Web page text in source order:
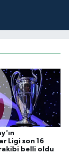
Ligi son 16
belli oldu